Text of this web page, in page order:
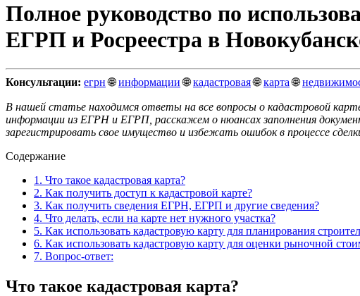
Полное руководство по
ЕГРП и Росреестра в
Консультации: егрн🌐информации🌐кадастровая🌐карта🌐
В нашей статье находимся ответы на все вопросы о кадастровой
информации из ЕГРН и ЕГРП, расскажем о нюансах заполнения
зарегистрировать свое имущество и избежать ошибок в процессе
Содержание
1. Что такое кадастровая карта?
2. Как получить доступ к кадастровой карте?
3. Как получить сведения ЕГРН, ЕГРП и другие сведения?
4. Что делать, если на карте нет нужного участка?
5. Как использовать кадастровую карту для планирования
6. Как использовать кадастровую карту для оценки рыночной
7. Вопрос-ответ:
Что такое кадастровая карта?